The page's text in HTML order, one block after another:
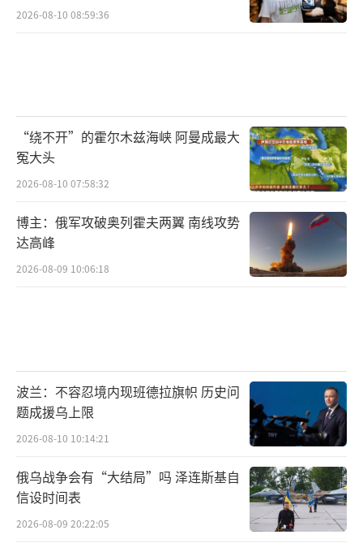
2026-08-10 08:59:36
“绕不开”的霍尔木兹海峡 阿曼成最大
冤大头
2026-08-10 07:58:32
博主：俄军攻破奥列霍夫两翼 南线攻势
达高峰
2026-08-09 10:06:18
波兰：不容忍境内现班德拉旗帜 历史问
题成援乌上限
2026-08-10 10:14:21
俄乌战争会有“大结局”吗 泽连斯基自
信设时间表
2026-08-09 20:22:05